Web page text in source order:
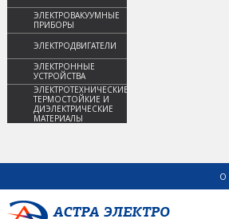
ЭЛЕКТРОВАКУУМНЫЕ
ПРИБОРЫ
ЭЛЕКТРОДВИГАТЕЛИ
ЭЛЕКТРОННЫЕ
УСТРОЙСТВА
ЭЛЕКТРОТЕХНИЧЕСКИЕ,
ТЕРМОСТОЙКИЕ И
ДИЭЛЕКТРИЧЕСКИЕ
МАТЕРИАЛЫ